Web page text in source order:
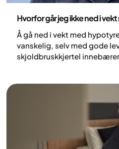
Hvorfor går jeg ikke ned i
Å gå ned i vekt med
vanskelig, selv med gode
skjoldbruskkjertel innebærer
kroppsvekten er imidlertid
varierer fra person til
behandles og
forholdene bedre til rette for